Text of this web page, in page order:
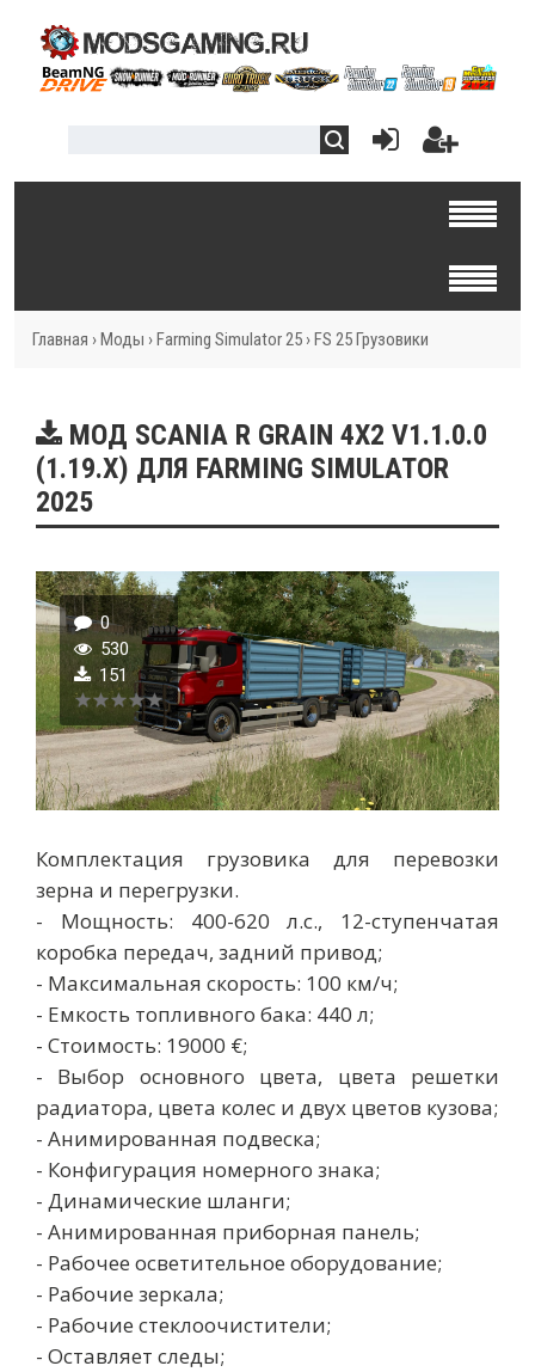
Главная › Моды › Farming Simulator 25 › FS 25 Грузовики
МОД SCANIA R GRAIN 4X2 V1.1.0.0
(1.19.X) ДЛЯ FARMING SIMULATOR
2025
0
530
151
Комплектация грузовика для перевозки
зерна и перегрузки.
- Мощность: 400-620 л.с., 12-ступенчатая
коробка передач, задний привод;
- Максимальная скорость: 100 км/ч;
- Емкость топливного бака: 440 л;
- Стоимость: 19000 €;
- Выбор основного цвета, цвета решетки
радиатора, цвета колес и двух цветов кузова;
- Анимированная подвеска;
- Конфигурация номерного знака;
- Динамические шланги;
- Анимированная приборная панель;
- Рабочее осветительное оборудование;
- Рабочие зеркала;
- Рабочие стеклоочистители;
- Оставляет следы;